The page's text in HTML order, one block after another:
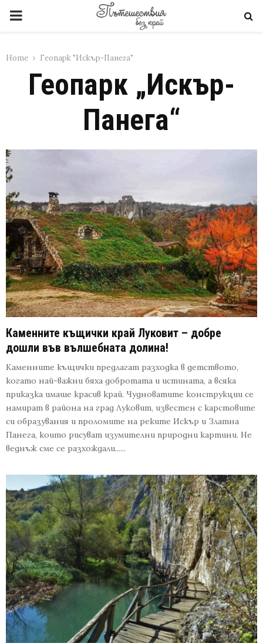
PRIMARY
Home Геопарк "Искър-Панега"
Геопарк „Искър-
Панега“
Каменните къщички край Луковит – добре
дошли във вълшебната долина!
Каменните къщички предлагат разходка в детството,
когато най-важни бяха добротата и истината, а всяка
приказка имаше красив край. Чудноватите конструкции се
намират в района на град Луковит, известен с карстовите
си образувания и проломите на реките Искър и Златна
Панега, които рисуват изумителни природни картини. Не
веднъж сме се разхождали......